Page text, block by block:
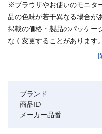
※ブラウザやお使いのモニタ
品の色味が若干異なる場合が
掲載の価格・製品のパッケー
なく変更することがあります
ブランド
商品ID
メーカー品番